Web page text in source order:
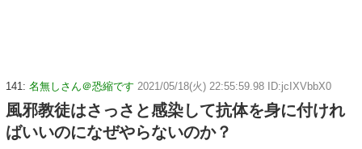
141: 名無しさん＠恐縮です 2021/05/18(火) 22:55:59.98 ID:jcIXVbbX0
風邪教徒はさっさと感染して抗体を身に付けれ
ばいいのになぜやらないのか？